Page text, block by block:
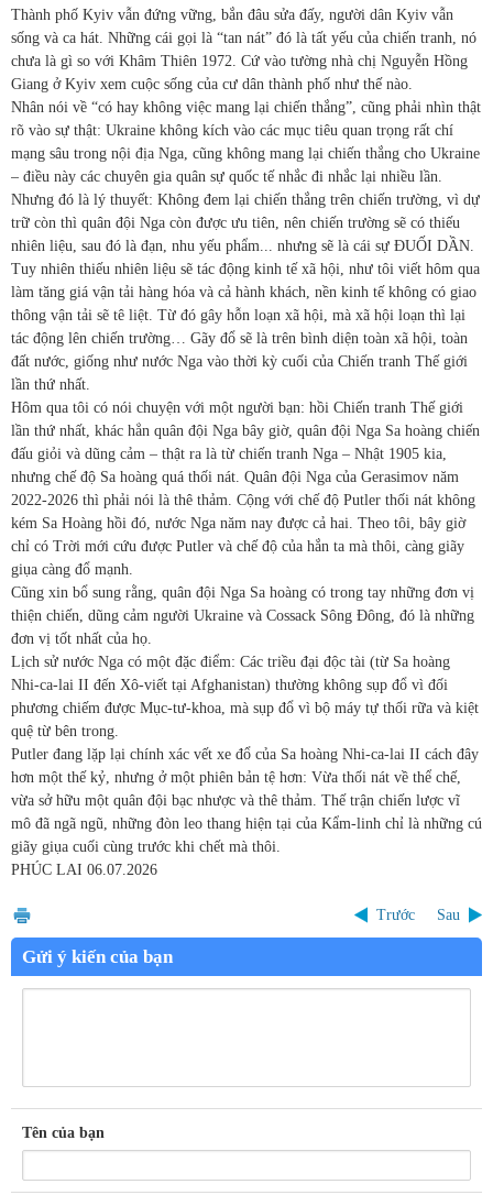
Thành phố Kyiv vẫn đứng vững, bắn đâu sửa đấy, người dân Kyiv vẫn
sống và ca hát. Những cái gọi là “tan nát” đó là tất yếu của chiến tranh, nó
chưa là gì so với Khâm Thiên 1972. Cứ vào tường nhà chị Nguyễn Hồng
Giang ở Kyiv xem cuộc sống của cư dân thành phố như thế nào.
Nhân nói về “có hay không việc mang lại chiến thắng”, cũng phải nhìn thật
rõ vào sự thật: Ukraine không kích vào các mục tiêu quan trọng rất chí
mạng sâu trong nội địa Nga, cũng không mang lại chiến thắng cho Ukraine
– điều này các chuyên gia quân sự quốc tế nhắc đi nhắc lại nhiều lần.
Nhưng đó là lý thuyết: Không đem lại chiến thắng trên chiến trường, vì dự
trữ còn thì quân đội Nga còn được ưu tiên, nên chiến trường sẽ có thiếu
nhiên liệu, sau đó là đạn, nhu yếu phẩm... nhưng sẽ là cái sự ĐUỐI DẦN.
Tuy nhiên thiếu nhiên liệu sẽ tác động kinh tế xã hội, như tôi viết hôm qua
làm tăng giá vận tải hàng hóa và cả hành khách, nền kinh tế không có giao
thông vận tải sẽ tê liệt. Từ đó gây hỗn loạn xã hội, mà xã hội loạn thì lại
tác động lên chiến trường… Gãy đổ sẽ là trên bình diện toàn xã hội, toàn
đất nước, giống như nước Nga vào thời kỳ cuối của Chiến tranh Thế giới
lần thứ nhất.
Hôm qua tôi có nói chuyện với một người bạn: hồi Chiến tranh Thế giới
lần thứ nhất, khác hẳn quân đội Nga bây giờ, quân đội Nga Sa hoàng chiến
đấu giỏi và dũng cảm – thật ra là từ chiến tranh Nga – Nhật 1905 kia,
nhưng chế độ Sa hoàng quá thối nát. Quân đội Nga của Gerasimov năm
2022-2026 thì phải nói là thê thảm. Cộng với chế độ Putler thối nát không
kém Sa Hoàng hồi đó, nước Nga năm nay được cả hai. Theo tôi, bây giờ
chỉ có Trời mới cứu được Putler và chế độ của hắn ta mà thôi, càng giãy
giụa càng đổ mạnh.
Cũng xin bổ sung rằng, quân đội Nga Sa hoàng có trong tay những đơn vị
thiện chiến, dũng cảm người Ukraine và Cossack Sông Đông, đó là những
đơn vị tốt nhất của họ.
Lịch sử nước Nga có một đặc điểm: Các triều đại độc tài (từ Sa hoàng
Nhi-ca-lai II đến Xô-viết tại Afghanistan) thường không sụp đổ vì đối
phương chiếm được Mục-tư-khoa, mà sụp đổ vì bộ máy tự thối rữa và kiệt
quệ từ bên trong.
Putler đang lặp lại chính xác vết xe đổ của Sa hoàng Nhi-ca-lai II cách đây
hơn một thế kỷ, nhưng ở một phiên bản tệ hơn: Vừa thối nát về thể chế,
vừa sở hữu một quân đội bạc nhược và thê thảm. Thế trận chiến lược vĩ
mô đã ngã ngũ, những đòn leo thang hiện tại của Kẩm-linh chỉ là những cú
giãy giụa cuối cùng trước khi chết mà thôi.
PHÚC LAI 06.07.2026
Trước Sau
Gửi ý kiến của bạn
Tên của bạn